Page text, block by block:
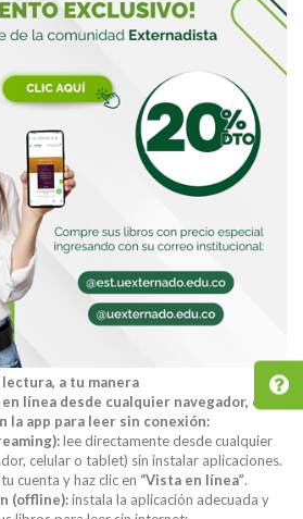
lectura, a tu manera
línea desde cualquier navegador, o
la app para leer sin conexión:
lee directamente desde cualquier
celular o tablet) sin instalar aplicaciones.
cuenta y haz clic en “Vista en línea”.
(offline):instala la aplicación adecuada y